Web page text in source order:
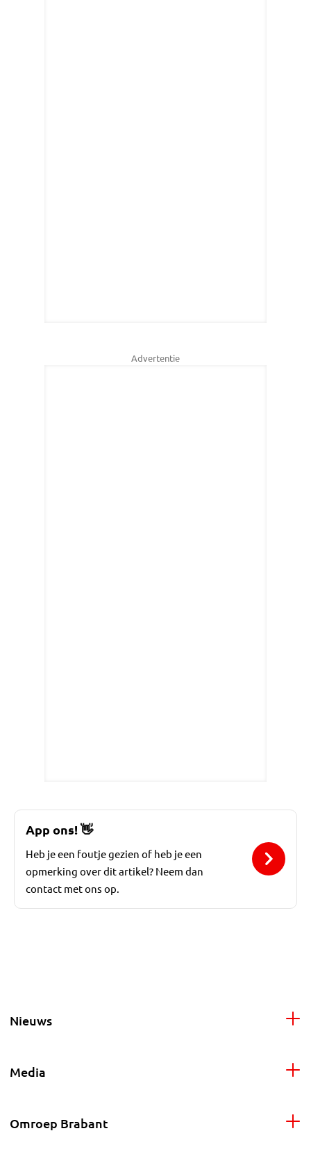
Advertentie
App ons! 👋
Heb je een foutje gezien of heb je een
opmerking over dit artikel? Neem dan
contact met ons op.
Nieuws
Media
Omroep Brabant